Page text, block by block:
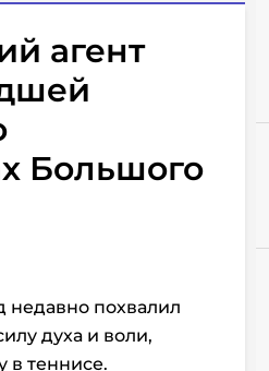
агент
Большого
недавно похвалил
духа и воли,
в теннисе.